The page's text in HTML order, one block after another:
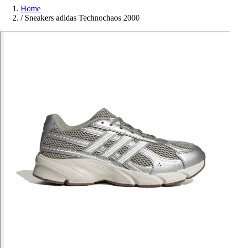
Home
/ Sneakers adidas Technochaos 2000